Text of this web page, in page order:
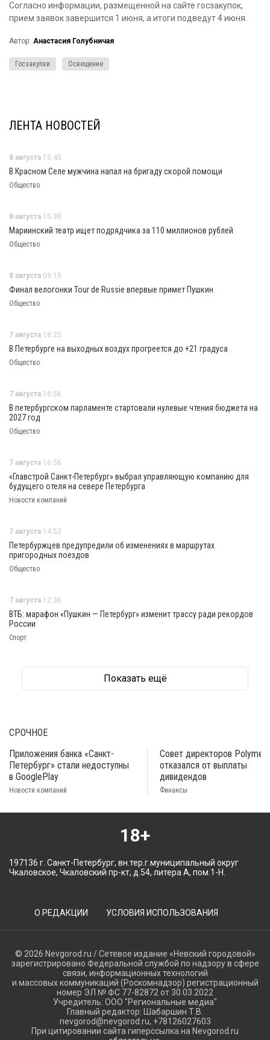
Согласно информации, размещенной на сайте госзакупок,
прием заявок завершится 1 июня, а итоги подведут 4 июня.
Автор: Анастасия Голубничая
Госзакупки Освещение
ЛЕНТА НОВОСТЕЙ
8 августа 15:45
В Красном Селе мужчина напал на бригаду скорой помощи
Общество
8 августа 15:38
Мариинский театр ищет подрядчика за 110 миллионов рублей
Общество
8 августа 09:15
Финал велогонки Tour de Russie впервые примет Пушкин
Общество
7 августа 18:25
В Петербурге на выходных воздух прогреется до +21 градуса
Общество
7 августа 16:56
В петербургском парламенте стартовали нулевые чтения бюджета на
2027 год
Общество
7 августа 16:56
«Главстрой Санкт-Петербург» выбрал управляющую компанию для
будущего отеля на севере Петербурга
Новости компаний
7 августа 14:52
Петербуржцев предупредили об изменениях в маршрутах
пригородных поездов
Общество
7 августа 12:36
ВТБ: марафон «Пушкин — Петербург» изменит трассу ради рекордов
России
Спорт
Показать ещё
СРОЧНОЕ
Приложения банка «Санкт-
Петербург» стали недоступны
в GooglePlay
Новости компаний
Совет директоров
отказался от выплаты
дивидендов
Финансы
18+
197136 г. Санкт-Петербург, вн.тер.г.муниципальный округ
Чкаловское, Чкаловский пр-кт, д.54, литера А, пом.1-Н.
О РЕДАКЦИИ УСЛОВИЯ ИСПОЛЬЗОВАНИЯ
© 2026 Nevgorod.ru / Сетевое издание «Невский городовой»
зарегистрировано Федеральной службой по надзору в сфере
связи, информационных технологий
и массовых коммуникаций (Роскомнадзор) регистрационный
номер ЭЛ № ФС 77-82872 от 30.03.2022
Учредитель: ООО "Региональные медиа"
Главный редактор: Шабаршин Т.В.
nevgorod@nevgorod.ru, +78126027603
При цитировании сайта гиперссылка на Nevgorod.ru